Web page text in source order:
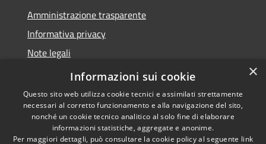
Amministrazione trasparente
Informativa privacy
Note legali
Dichiarazione di accessibilità
Copyright © 2026 • Comune di
×
Informazioni sui cookie
Questo sito web utilizza cookie tecnici e assimilati strettamente
necessari al corretto funzionamento e alla navigazione del sito,
nonché un cookie tecnico analitico al solo fine di elaborare
informazioni statistiche, aggregate e anonime.
Per maggiori dettagli, può consultare la cookie policy al seguente link